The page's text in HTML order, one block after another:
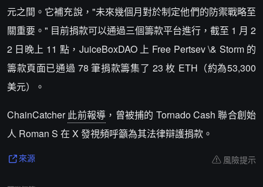
元之間。它補充說，"未來幾個月對於制定他們的防禦戰略至
關重要。" 目前捐款可以通過三個籌款平台進行，截至 1 月 2
2 日晚上 11 點，JuiceBoxDAO 上 Free Pertsev \& Storm 的
籌款頁面已通過 78 筆捐款籌集了 23 枚 ETH（約為53,300
美元）。
ChainCatcher 此前報導 ，曾被捕的 Tornado Cash 聯合創始
人 Roman S 在 X 發視頻呼籲為其法律辯護捐款。
來源 風險提示